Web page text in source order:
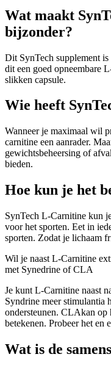
Wat maakt
bijzonder?
Dit SynTech supplement
dit een goed opneembare
slikken capsule.
Wie heeft
Wanneer je maximaal wil
carnitine een aanrader.
gewichtsbeheersing of
bieden.
Hoe kun je het
SynTech L-Carnitine kun
voor het sporten. Eet in
sporten. Zodat je lichaam
Wil je naast L-Carnitine
met Synedrine of CLA
Je kunt L-Carnitine naast
Syndrine meer stimulantia
ondersteunen. CLAkan op
betekenen. Probeer het en
Wat is de